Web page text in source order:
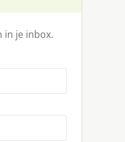
in je inbox.